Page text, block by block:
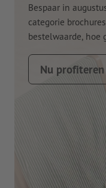
Bespaar in
categorie
bestelwaarde, hoe
Nu profiteren